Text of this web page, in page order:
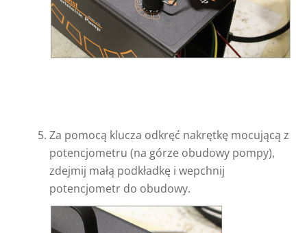
Za pomocą klucza odkręć nakrętkę mocującą z
potencjometru (na górze obudowy pompy),
zdejmij małą podkładkę i wepchnij
potencjometr do obudowy.